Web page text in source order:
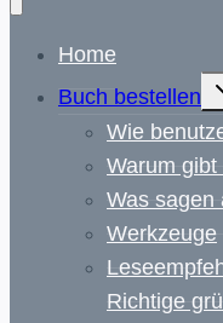
Home
Buch bestellen
Wie
Warum
Was sagen
Werkzeuge
Richtige